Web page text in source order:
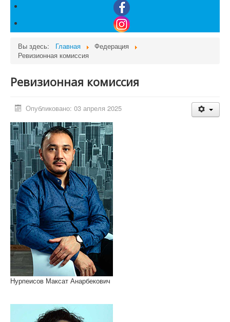
Вы здесь: Главная
Федерация
Ревизионная комиссия
Ревизионная комиссия
Опубликовано: 03 апреля 2025
Нурпеисов Максат Анарбекович